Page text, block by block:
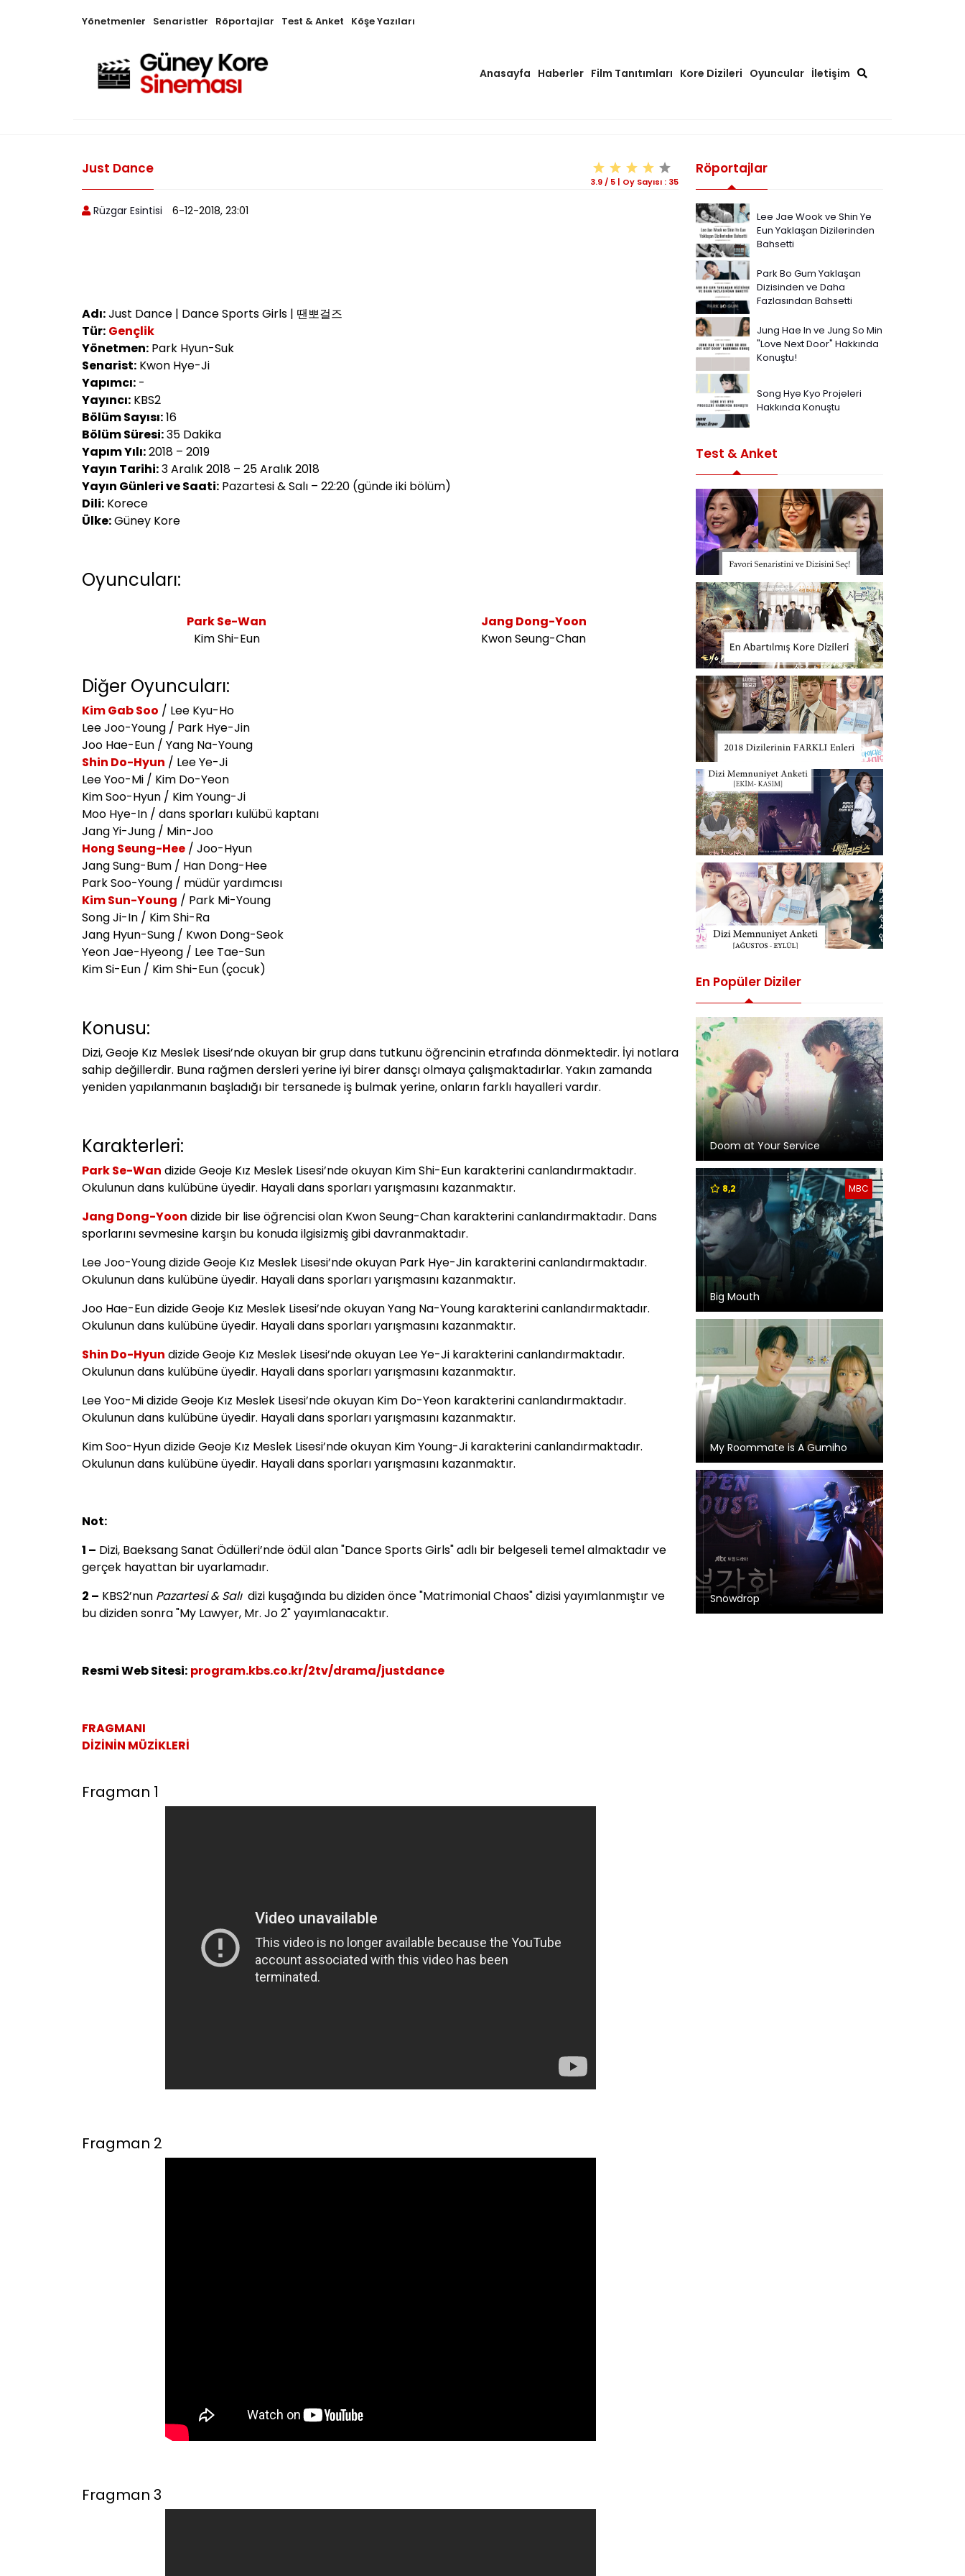
Yönetmenler Senaristler Röportajlar Test & Anket Köşe Yazıları
Anasayfa Haberler Film Tanıtımları Kore Dizileri Oyuncular İletişim
Just Dance
3.9 / 5 | Oy Sayısı : 35
Rüzgar Esintisi 6-12-2018, 23:01
Adı:Just Dance | Dance Sports Girls | 땐뽀걸즈
Tür: Gençlik
Yönetmen: Park Hyun-Suk
Senarist: Kwon Hye-Ji
Yapımcı: -
Yayıncı: KBS2
Bölüm Sayısı:16
Bölüm Süresi:35 Dakika
Yapım Yılı:2018 – 2019
Yayın Tarihi:3 Aralık 2018 – 25 Aralık 2018
Yayın Günleri ve Saati: Pazartesi & Salı – 22:20 (günde iki bölüm)
Dili: Korece
Ülke:Güney Kore
Oyuncuları:
Park Se-Wan
Kim Shi-Eun
Jang Dong-Yoon
Kwon Seung-Chan
Diğer Oyuncuları:
Kim Gab Soo / Lee Kyu-Ho
Lee Joo-Young / Park Hye-Jin
Joo Hae-Eun / Yang Na-Young
Shin Do-Hyun / Lee Ye-Ji
Lee Yoo-Mi / Kim Do-Yeon
Kim Soo-Hyun / Kim Young-Ji
Moo Hye-In / dans sporları kulübü kaptanı
Jang Yi-Jung / Min-Joo
Hong Seung-Hee / Joo-Hyun
Jang Sung-Bum / Han Dong-Hee
Park Soo-Young / müdür yardımcısı
Kim Sun-Young / Park Mi-Young
Song Ji-In / Kim Shi-Ra
Jang Hyun-Sung / Kwon Dong-Seok
Yeon Jae-Hyeong / Lee Tae-Sun
Kim Si-Eun / Kim Shi-Eun (çocuk)
Konusu:
Dizi, Geoje Kız Meslek Lisesi’nde okuyan bir grup dans tutkunu öğrencinin etrafında dönmektedir. İyi notlara
sahip değillerdir. Buna rağmen dersleri yerine iyi birer dansçı olmaya çalışmaktadırlar. Yakın zamanda
yeniden yapılanmanın başladığı bir tersanede iş bulmak yerine, onların farklı hayalleri vardır.
Karakterleri:
Park Se-Wan dizide Geoje Kız Meslek Lisesi’nde okuyan Kim Shi-Eun karakterini canlandırmaktadır.
Okulunun dans kulübüne üyedir. Hayali dans sporları yarışmasını kazanmaktır.
Jang Dong-Yoon dizide bir lise öğrencisi olan Kwon Seung-Chan karakterini canlandırmaktadır. Dans
sporlarını sevmesine karşın bu konuda ilgisizmiş gibi davranmaktadır.
Lee Joo-Young dizide Geoje Kız Meslek Lisesi’nde okuyan Park Hye-Jin karakterini canlandırmaktadır.
Okulunun dans kulübüne üyedir. Hayali dans sporları yarışmasını kazanmaktır.
Joo Hae-Eun dizide Geoje Kız Meslek Lisesi’nde okuyan Yang Na-Young karakterini canlandırmaktadır.
Okulunun dans kulübüne üyedir. Hayali dans sporları yarışmasını kazanmaktır.
Shin Do-Hyun dizide Geoje Kız Meslek Lisesi’nde okuyan Lee Ye-Ji karakterini canlandırmaktadır.
Okulunun dans kulübüne üyedir. Hayali dans sporları yarışmasını kazanmaktır.
Lee Yoo-Mi dizide Geoje Kız Meslek Lisesi’nde okuyan Kim Do-Yeon karakterini canlandırmaktadır.
Okulunun dans kulübüne üyedir. Hayali dans sporları yarışmasını kazanmaktır.
Kim Soo-Hyun dizide Geoje Kız Meslek Lisesi’nde okuyan Kim Young-Ji karakterini canlandırmaktadır.
Okulunun dans kulübüne üyedir. Hayali dans sporları yarışmasını kazanmaktır.
Not:
1 – Dizi, Baeksang Sanat Ödülleri’nde ödül alan "Dance Sports Girls" adlı bir belgeseli temel almaktadır ve
gerçek hayattan bir uyarlamadır.
2 – KBS2’nun Pazartesi & Salıdizi kuşağında bu diziden önce "Matrimonial Chaos" dizisi yayımlanmıştır ve
bu diziden sonra "My Lawyer, Mr. Jo 2" yayımlanacaktır.
Resmi Web Sitesi: program.kbs.co.kr/2tv/drama/justdance
FRAGMANI
DİZİNİN MÜZİKLERİ
Fragman 1
Fragman 2
Fragman 3
Röportajlar
Lee Jae Wook ve Shin Ye
Eun Yaklaşan Dizilerinden
Bahsetti
Park Bo Gum Yaklaşan
Dizisinden ve Daha
Fazlasından Bahsetti
Jung Hae In ve Jung So Min
"Love Next Door" Hakkında
Konuştu!
Song Hye Kyo Projeleri
Hakkında Konuştu
Test & Anket
En Popüler Diziler
Doom at Your Service
MBC
8,2
Big Mouth
My Roommate is A Gumiho
Snowdrop